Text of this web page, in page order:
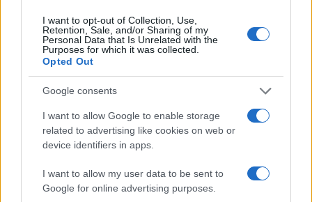
I want to opt-out of Collection, Use,
Retention, Sale, and/or Sharing of my
Personal Data that Is Unrelated with the
Purposes for which it was collected.
Opted Out
Google consents
I want to allow Google to enable storage
related to advertising like cookies on web or
device identifiers in apps.
I want to allow my user data to be sent to
Google for online advertising purposes.
FINANZAS